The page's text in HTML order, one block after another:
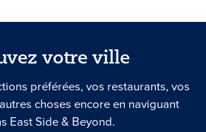
votre ville
préférées, vos restaurants, vos
choses encore en naviguant
East Side & Beyond.